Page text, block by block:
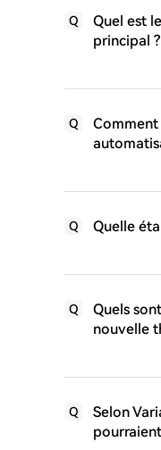
Q
Quel est
principal ?
Q
Q Quelle
Q
Quels
nouvelle
Q
Selon